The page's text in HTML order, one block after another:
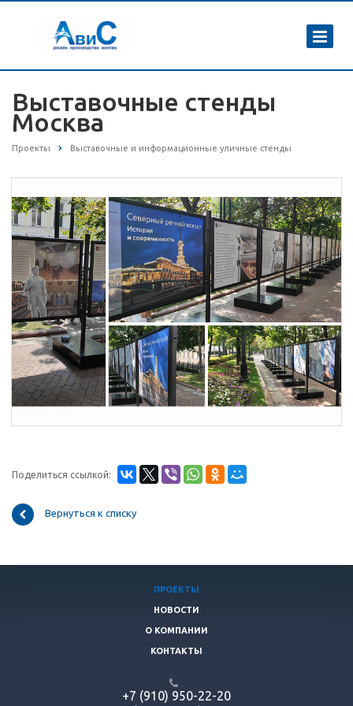
Выставочные стенды
Москва
Проекты Выставочные и информационные уличные стенды
Поделиться ссылкой:
Вернуться к списку
ПРОЕКТЫ
НОВОСТИ
О КОМПАНИИ
КОНТАКТЫ
+7 (910) 950-22-20